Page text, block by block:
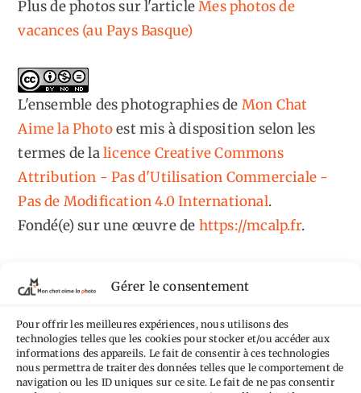
Gérer le consentement
Pour offrir les meilleures expériences, nous utilisons des
technologies telles que les cookies pour stocker et/ou accéder aux
informations des appareils. Le fait de consentir à ces technologies
nous permettra de traiter des données telles que le comportement de
navigation ou les ID uniques sur ce site. Le fait de ne pas consentir
Plus de photos sur l'articleMes photos de
vacances (au Pays Basque)
L'ensemble des photographiesde Mon Chat
Aime la Photoest mis à disposition selon les
termes de lalicence Creative Commons
Attribution - Pas d'Utilisation Commerciale -
Pas de Modification 4.0 International.
Fondé(e) sur une œuvre de https://mcalp.fr.
Tags
AilleursAimez-vous bordelAllemagne Andorre